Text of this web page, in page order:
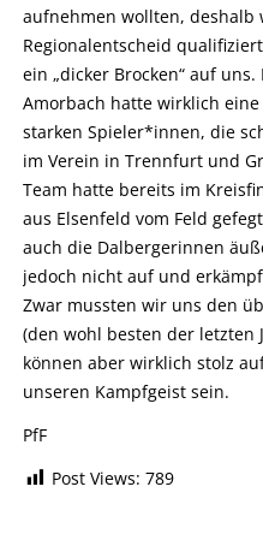
aufnehmen wollten,
Regionalentscheid
ein „dicker Brocken“ auf
Amorbach hatte wirklich
starken Spieler*innen, die
im Verein in Trennfurt und
Team hatte bereits im
aus Elsenfeld vom Feld
auch die Dalbergerinnen
jedoch nicht auf und
Zwar mussten wir uns den
(den wohl besten der letzten
können aber wirklich stolz
unseren Kampfgeist sein.
PfF
Post Views: 789